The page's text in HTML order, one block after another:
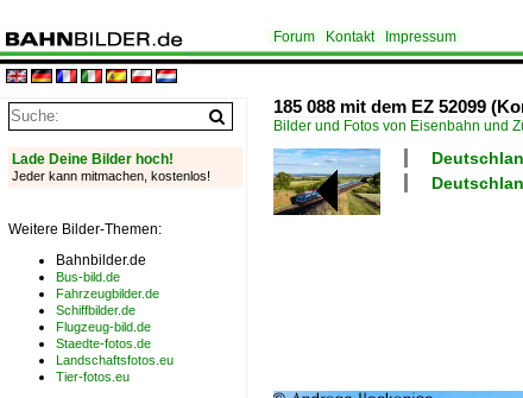
Forum Kontakt Impressum
185 088 mit dem EZ 52099
Bilder und Fotos von Eisenbahn und
Lade Deine Bilder hoch!
Jeder kann mitmachen, kostenlos!
Weitere Bilder-Themen:
Bahnbilder.de
Bus-bild.de
Fahrzeugbilder.de
Schiffbilder.de
Flugzeug-bild.de
Staedte-fotos.de
Landschaftsfotos.eu
Tier-fotos.eu